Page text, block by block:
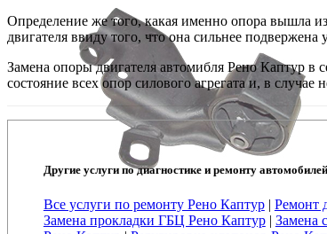
Определение же того, какая именно опора вышла
двигателя ввиду того, что она сильнее
Замена опоры двигателя автомибля Рено Каптур
состояние всех опор силового агрегата и, в
Другие услуги по диагностике и ремонту
Все услуги по ремонту Рено Каптур| Ремонт
Замена прокладки ГБЦ Рено Каптур| Замена